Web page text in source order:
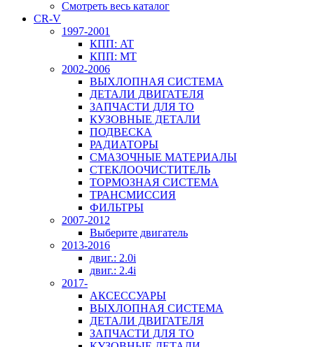
Смотреть весь каталог
CR-V
1997-2001
КПП: AT
КПП: MT
2002-2006
ВЫХЛОПНАЯ СИСТЕМА
ДЕТАЛИ ДВИГАТЕЛЯ
ЗАПЧАСТИ ДЛЯ ТО
КУЗОВНЫЕ ДЕТАЛИ
ПОДВЕСКА
РАДИАТОРЫ
СМАЗОЧНЫЕ МАТЕРИАЛЫ
СТЕКЛООЧИСТИТЕЛЬ
ТОРМОЗНАЯ СИСТЕМА
ТРАНСМИССИЯ
ФИЛЬТРЫ
2007-2012
Выберите двигатель
2013-2016
двиг.: 2.0i
двиг.: 2.4i
2017-
АКСЕССУАРЫ
ВЫХЛОПНАЯ СИСТЕМА
ДЕТАЛИ ДВИГАТЕЛЯ
ЗАПЧАСТИ ДЛЯ ТО